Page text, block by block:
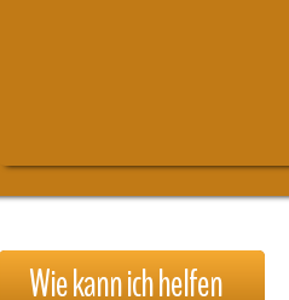
Wiekannichhelfen